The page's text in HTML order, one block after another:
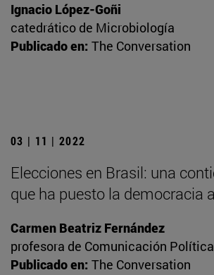
Ignacio López-Goñi
catedrático de Microbiología
Publicado en: The Conversation
03 | 11 | 2022
Elecciones en Brasil: una
que ha puesto la democracia
Carmen Beatriz Fernández
profesora de Comunicación Política
Publicado en: The Conversation